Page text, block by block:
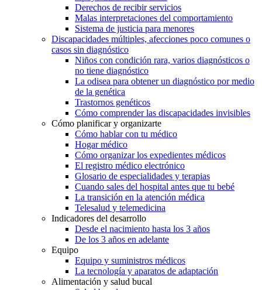
Derechos de recibir servicios
Malas interpretaciones del comportamiento
Sistema de justicia para menores
Discapacidades múltiples, afecciones poco comunes o
casos sin diagnóstico
Niños con condición rara, varios diagnósticos o
no tiene diagnóstico
La odisea para obtener un diagnóstico por medio
de la genética
Trastornos genéticos
Cómo comprender las discapacidades invisibles
Cómo planificar y organizarte
Cómo hablar con tu médico
Hogar médico
Cómo organizar los expedientes médicos
El registro médico electrónico
Glosario de especialidades y terapias
Cuando sales del hospital antes que tu bebé
La transición en la atención médica
Telesalud y telemedicina
Indicadores del desarrollo
Desde el nacimiento hasta los 3 años
De los 3 años en adelante
Equipo
Equipo y suministros médicos
La tecnología y aparatos de adaptación
Alimentación y salud bucal